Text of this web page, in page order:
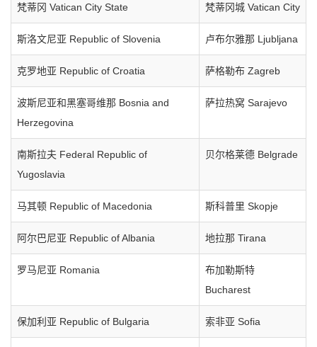
梵蒂冈 Vatican City State 梵蒂冈城 Vatican City
斯洛文尼亚 Republic of Slovenia 卢布尔雅那 Ljubljana
克罗地亚 Republic of Croatia 萨格勒布 Zagreb
波斯尼亚和黑塞哥维那 Bosnia and
Herzegovina
萨拉热窝 Sarajevo
南斯拉夫 Federal Republic of
Yugoslavia
贝尔格莱德 Belgrade
马其顿 Republic of Macedonia 斯科普里 Skopje
阿尔巴尼亚 Republic of Albania 地拉那 Tirana
罗马尼亚 Romania
布加勒斯特
Bucharest
保加利亚 Republic of Bulgaria 索非亚 Sofia